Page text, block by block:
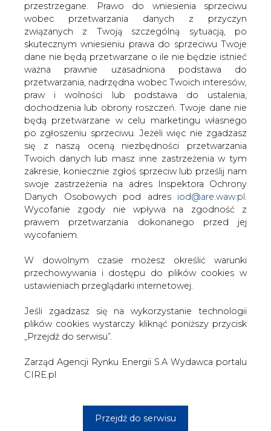
przestrzegane. Prawo do wniesienia sprzeciwu
wobec przetwarzania danych z przyczyn
związanych z Twoją szczególną sytuacją, po
skutecznym wniesieniu prawa do sprzeciwu Twoje
dane nie będą przetwarzane o ile nie będzie istnieć
ważna prawnie uzasadniona podstawa do
przetwarzania, nadrzędna wobec Twoich interesów,
praw i wolności lub podstawa do ustalenia,
dochodzenia lub obrony roszczeń. Twoje dane nie
będą przetwarzane w celu marketingu własnego
po zgłoszeniu sprzeciwu. Jeżeli więc nie zgadzasz
się z naszą oceną niezbędności przetwarzania
Twoich danych lub masz inne zastrzeżenia w tym
zakresie, koniecznie zgłoś sprzeciw lub prześlij nam
swoje zastrzeżenia na adres Inspektora Ochrony
Danych Osobowych pod adres iod@are.waw.pl.
Wycofanie zgody nie wpływa na zgodność z
prawem przetwarzania dokonanego przed jej
wycofaniem.
W dowolnym czasie możesz określić warunki
przechowywania i dostępu do plików cookies w
ustawieniach przeglądarki internetowej.
Jeśli zgadzasz się na wykorzystanie technologii
plików cookies wystarczy kliknąć poniższy przycisk
„Przejdź do serwisu”.
Zarząd Agencji Rynku Energii S.A Wydawca portalu
CIRE.pl
Przejdź do serwisu
Jak podał "Polska Dziennik Bałtycki",
mieszkańcy miejscowości Słosinko w
województwie pomorskim nie chcą
siłowni wiatrowych w sąsiedztwie
swoich domów.
Farma wiatrowa miła zostać wybudowana w odległości
pół kilometra od zabudowań, czemu kategorycznie
sprzeciwili się mieszkańcy wsi. Ich zdaniem wiatraki mogą
mieć negatywny wpływ na otoczenie oraz zdrowie
pobliskich mieszkańców. Dodatkowe obawy wzbudziła
możliwość spadku cen gruntów.
Protest mieszkańców Słosinka był przyczyną podjęcia
uchwały sołectwa, w której zapisano, że siłownie
wiatrowe mogą powstać nie bliżej niż 3 kilometry od
zabudowań, w wyniku czego inwestycja
najprawdopodobniej nie dojdzie do skutku.
#Energetyka #kraj
Artykuł powstał bez wsparcia narzędzi sztucznej inteligencji.
szkoleń treningowych LLM.
KOMENTARZE